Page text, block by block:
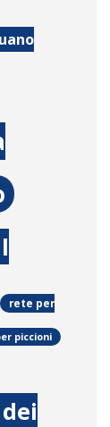
rete per
piccioni